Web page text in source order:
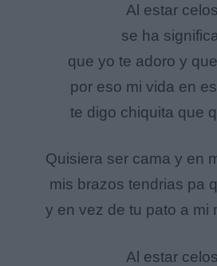
Al estar
se ha
que yo te adoro y
por eso mi vida en
te digo chiquita que
Quisiera ser cama y en
mis brazos tendrias pa
y en vez de tu pato a mi
Al estar